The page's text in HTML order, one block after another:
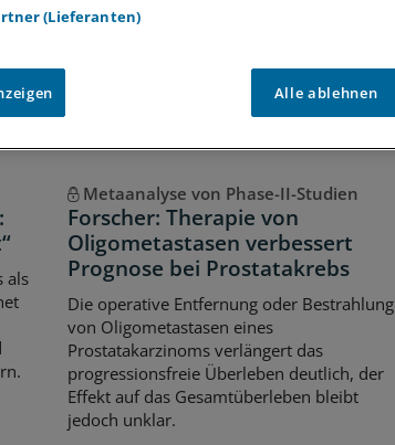
als
Metaanalyse von Phase-II-Studien
Forscher: Therapie von
Oligometastasen verbessert
Prognose bei Prostatakrebs
Die operative Entfernung oder Bestrahlung
von Oligometastasen eines
Prostatakarzinoms verlängert das
progressionsfreie Überleben deutlich, der
Effekt auf das Gesamtüberleben bleibt
jedoch unklar.
(Lieferanten)
Alle ablehnen